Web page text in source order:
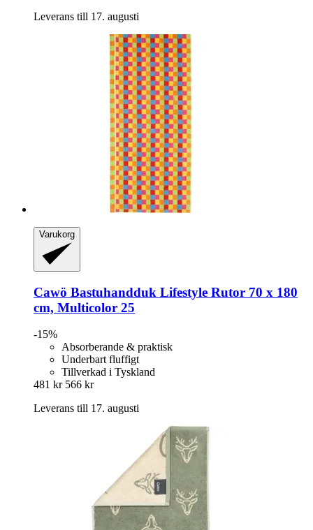
Leverans till 17. augusti
Varukorg
Cawö Bastuhandduk Lifestyle Rutor 70 x 180
cm, Multicolor 25
-15%
Absorberande & praktisk
Underbart fluffigt
Tillverkad i Tyskland
481 kr 566 kr
Leverans till 17. augusti